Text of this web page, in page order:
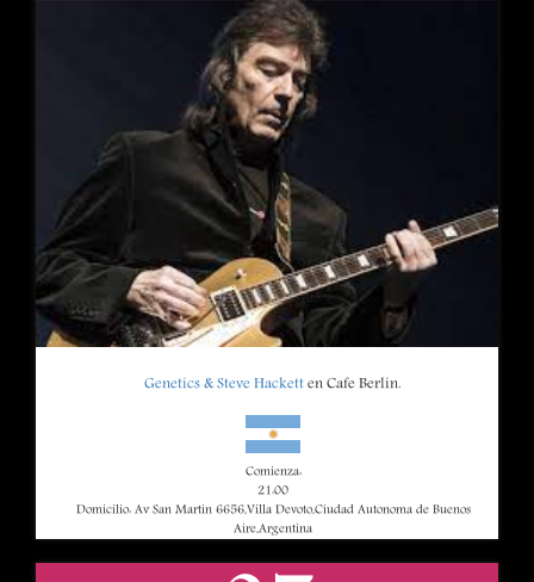
Genetics & Steve Hacketten Cafe Berlin.
Comienza:
21:00
Domicilio: Av San Martin 6656,Villa Devoto,Ciudad Autonoma de Buenos
Aire,Argentina